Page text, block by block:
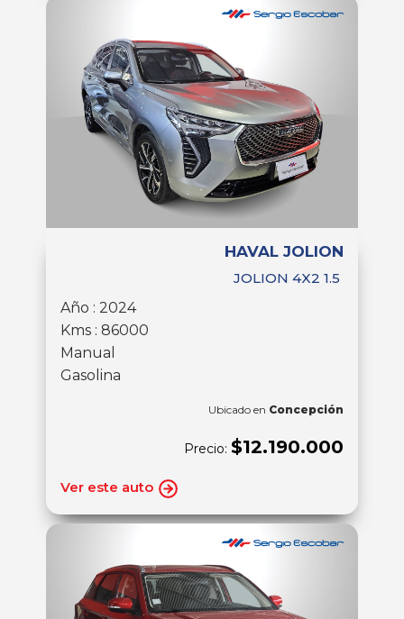
HAVAL JOLION
JOLION 4X2 1.5
Año : 2024
Kms : 86000
Manual
Gasolina
Ubicado en Concepción
Precio: $12.190.000
Ver este auto